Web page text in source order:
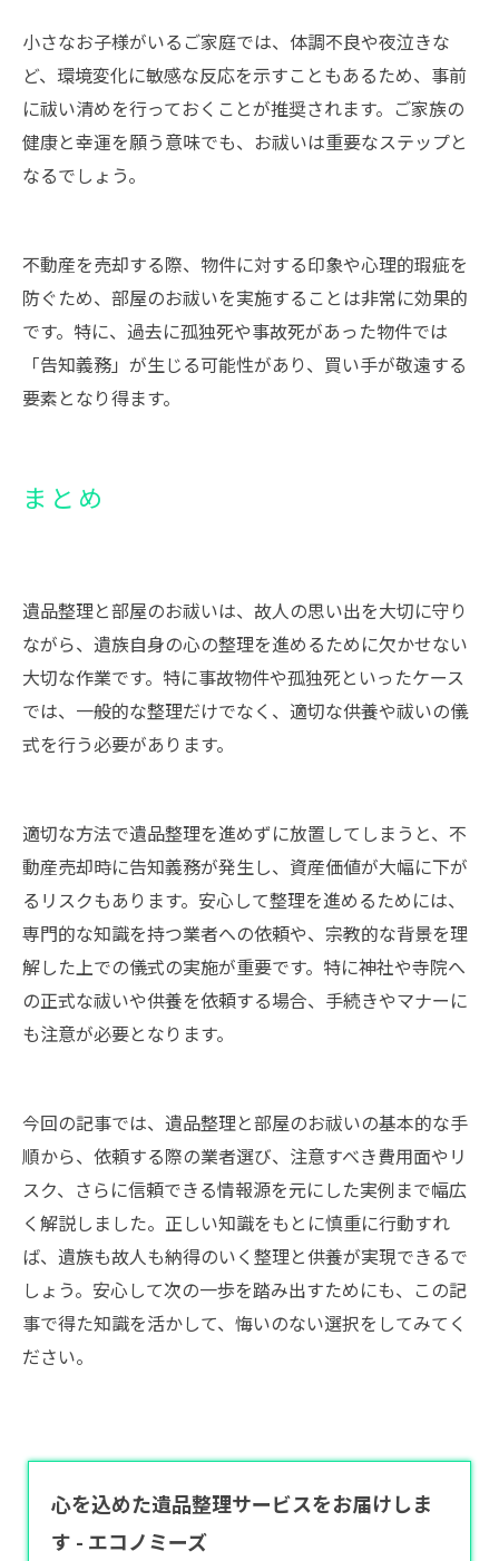
小さなお子様がいるご家庭では、体調不良や夜泣きな
ど、環境変化に敏感な反応を示すこともあるため、事前
に祓い清めを行っておくことが推奨されます。ご家族の
健康と幸運を願う意味でも、お祓いは重要なステップと
なるでしょう。
不動産を売却する際、物件に対する印象や心理的瑕疵を
防ぐため、部屋のお祓いを実施することは非常に効果的
です。特に、過去に孤独死や事故死があった物件では
「告知義務」が生じる可能性があり、買い手が敬遠する
要素となり得ます。
まとめ
遺品整理と部屋のお祓いは、故人の思い出を大切に守り
ながら、遺族自身の心の整理を進めるために欠かせない
大切な作業です。特に事故物件や孤独死といったケース
では、一般的な整理だけでなく、適切な供養や祓いの儀
式を行う必要があります。
適切な方法で遺品整理を進めずに放置してしまうと、不
動産売却時に告知義務が発生し、資産価値が大幅に下が
るリスクもあります。安心して整理を進めるためには、
専門的な知識を持つ業者への依頼や、宗教的な背景を理
解した上での儀式の実施が重要です。特に神社や寺院へ
の正式な祓いや供養を依頼する場合、手続きやマナーに
も注意が必要となります。
今回の記事では、遺品整理と部屋のお祓いの基本的な手
順から、依頼する際の業者選び、注意すべき費用面やリ
スク、さらに信頼できる情報源を元にした実例まで幅広
く解説しました。正しい知識をもとに慎重に行動すれ
ば、遺族も故人も納得のいく整理と供養が実現できるで
しょう。安心して次の一歩を踏み出すためにも、この記
事で得た知識を活かして、悔いのない選択をしてみてく
ださい。
心を込めた遺品整理サービスをお届けしま
す - エコノミーズ